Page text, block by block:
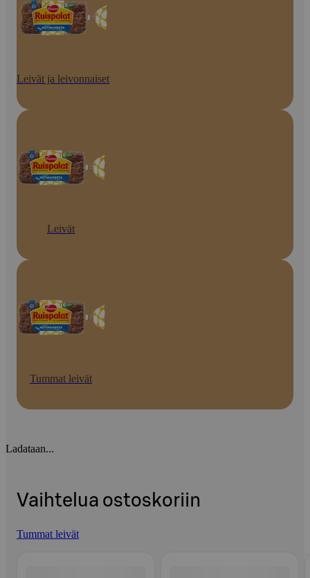
Leivät ja leivonnaiset
Leivät
Tummat leivät
Ladataan...
Vaihtelua ostoskoriin
Tummat leivät